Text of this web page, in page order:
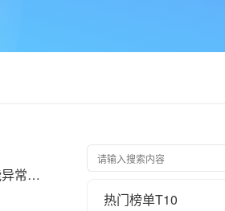
留言板（或评论区）是WordPress网站与访客互动的核心渠道。当它突然消失、显示错乱或功能异常时，不仅影响用户体验，更可能损害网站的专业性和内容价值。本文将系统性地分析WordPress留言板无法正常显示的常见原因，并提供详细的排查与修复步骤。
热门榜单T10